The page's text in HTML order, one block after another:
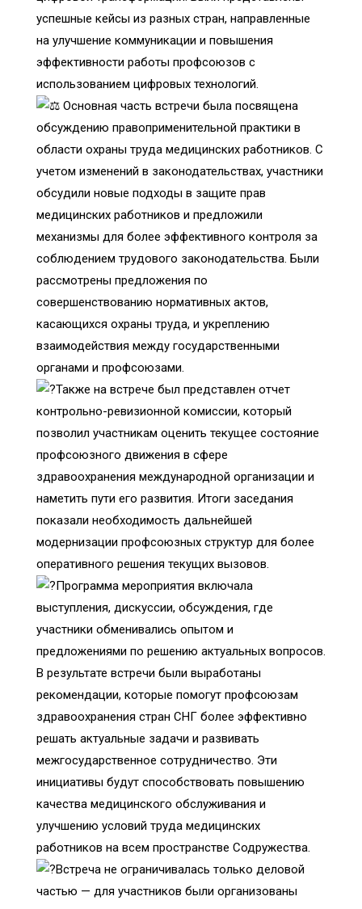
успешные кейсы из разных стран, направленные
на улучшение коммуникации и повышения
эффективности работы профсоюзов с
использованием цифровых технологий.
Основная часть встречи была посвящена
обсуждению правоприменительной практики в
области охраны труда медицинских работников. С
учетом изменений в законодательствах, участники
обсудили новые подходы в защите прав
медицинских работников и предложили
механизмы для более эффективного контроля за
соблюдением трудового законодательства. Были
рассмотрены предложения по
совершенствованию нормативных актов,
касающихся охраны труда, и укреплению
взаимодействия между государственными
органами и профсоюзами.
Также на встрече был представлен отчет
контрольно-ревизионной комиссии, который
позволил участникам оценить текущее состояние
профсоюзного движения в сфере
здравоохранения международной организации и
наметить пути его развития. Итоги заседания
показали необходимость дальнейшей
модернизации профсоюзных структур для более
оперативного решения текущих вызовов.
Программа мероприятия включала
выступления, дискуссии, обсуждения, где
участники обменивались опытом и
предложениями по решению актуальных вопросов.
В результате встречи были выработаны
рекомендации, которые помогут профсоюзам
здравоохранения стран СНГ более эффективно
решать актуальные задачи и развивать
межгосударственное сотрудничество. Эти
инициативы будут способствовать повышению
качества медицинского обслуживания и
улучшению условий труда медицинских
работников на всем пространстве Содружества.
Встреча не ограничивалась только деловой
частью — для участников были организованы